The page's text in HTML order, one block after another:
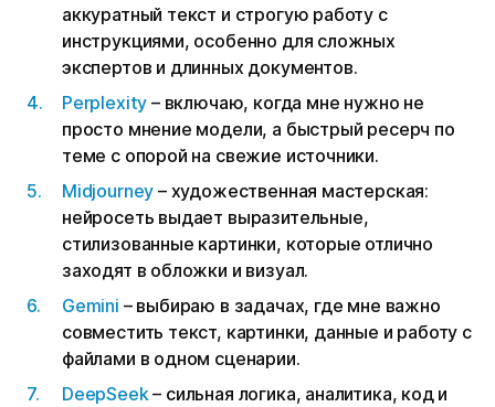
аккуратный текст и строгую работу с
инструкциями, особенно для сложных
экспертов и длинных документов.
Perplexity– включаю, когда мне нужно не
просто мнение модели, а быстрый ресерч по
теме с опорой на свежие источники.
Midjourney – художественная мастерская:
нейросеть выдает выразительные,
стилизованные картинки, которые отлично
заходят в обложки и визуал.
Gemini – выбираю в задачах, где мне важно
совместить текст, картинки, данные и работу с
файлами в одном сценарии.
DeepSeek– сильная логика, аналитика, код и